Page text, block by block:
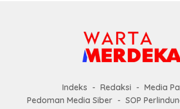
Indeks Redaksi
Media
Pedoman Media Siber
SOP